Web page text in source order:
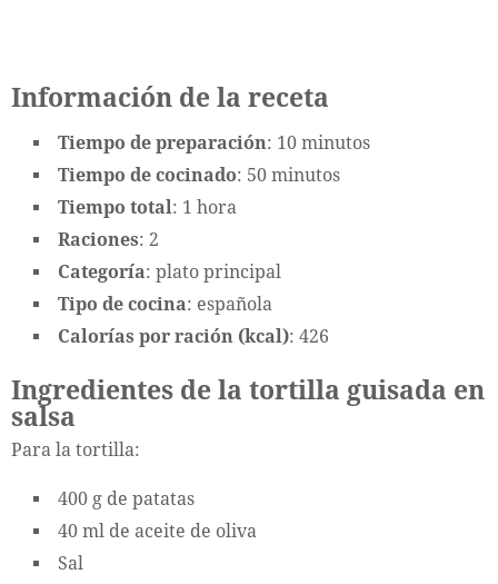
Información de la receta
Tiempo de preparación: 10 minutos
Tiempo de cocinado: 50 minutos
Tiempo total: 1 hora
Raciones: 2
Categoría: plato principal
Tipo de cocina: española
Calorías por ración (kcal): 426
Ingredientes de la tortilla guisada en
salsa
Para la tortilla:
400 g de patatas
40 ml de aceite de oliva
Sal